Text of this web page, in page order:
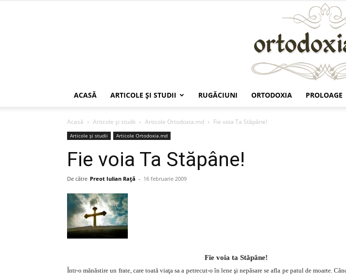
ACASĂ ARTICOLE ŞI STUDII RUGĂCIUNI ORTODOXIA PROLOAGE
Acasă Articole şi studii Articole Ortodoxia.md Fie voia Ta Stăpâne!
Articole şi studii Articole Ortodoxia.md
Fie voia Ta Stăpâne!
De către Preot Iulian Raţă - 16 februarie 2009
Fie voia ta Stăpâne!
Într-o mănăstire un frate, care toată viaţa sa a petrecut-o în lene şi nepăsare se afla pe patul de moarte.